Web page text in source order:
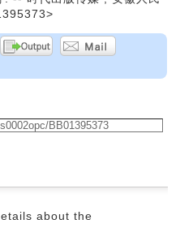
about the